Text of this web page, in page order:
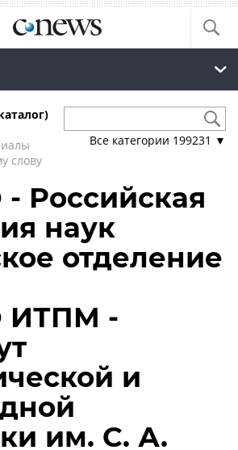
слову
Все категории 199231 ▼
Российская
наук
отделение
ИТПМ -
и
им. С. А.